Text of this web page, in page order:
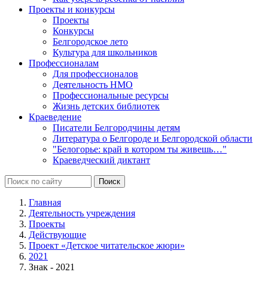
Проекты и конкурсы
Проекты
Конкурсы
Белгородское лето
Культура для школьников
Профессионалам
Для профессионалов
Деятельность НМО
Профессиональные ресурсы
Жизнь детских библиотек
Краеведение
Писатели Белгородчины детям
Литература о Белгороде и Белгородской области
"Белогорье: край в котором ты живешь…"
Краеведческий диктант
Главная
Деятельность учреждения
Проекты
Действующие
Проект «Детское читательское жюри»
2021
Знак - 2021